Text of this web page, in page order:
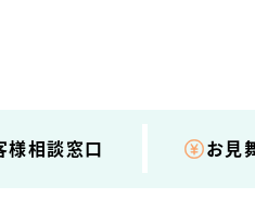
様相談窓口 お見